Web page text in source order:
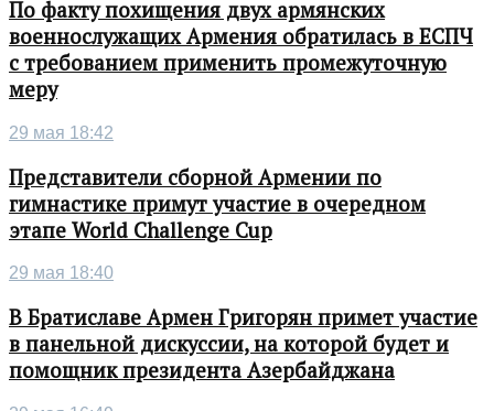
По факту похищения двух армянских
военнослужащих Армения обратилась в ЕСПЧ
с требованием применить промежуточную
меру
29 мая 18:42
Представители сборной Армении по
гимнастике примут участие в очередном
этапе World Challenge Cup
29 мая 18:40
В Братиславе Армен Григорян примет участие
в панельной дискуссии, на которой будет и
помощник президента Азербайджана